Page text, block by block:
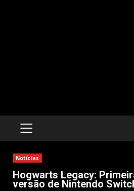
PRIMARY
Notícias
Hogwarts Legacy:
versão de Nintendo